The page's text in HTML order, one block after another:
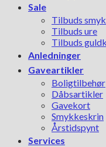
Sale
Tilbuds
Tilbuds ure
Tilbuds
Anledninger
Gaveartikler
Boligtilbehør
Dåbsartikler
Gavekort
Smykkeskrin
Årstidspynt
Services